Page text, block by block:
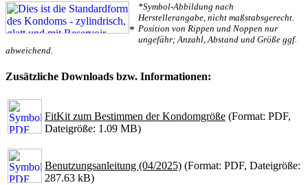
*
*Symbol-Abbildung nach
Herstellerangabe, nicht maßstabsgerecht.
Position von Rippen und Noppen nur
ungefähr; Anzahl, Abstand und Größe ggf.
abweichend.
Zusätzliche Downloads bzw. Informationen:
FitKit zum Bestimmen der Kondomgröße (Format: PDF,
Dateigröße: 1.09 MB)
Benutzungsanleitung (04/2025) (Format: PDF, Dateigröße:
287.63 kB)